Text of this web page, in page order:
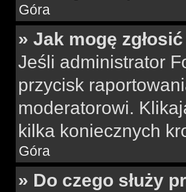
Góra
» Jak mogę
Jeśli administrator
przycisk
moderatorowi.
kilka koniecznych
Góra
» Do czego służy